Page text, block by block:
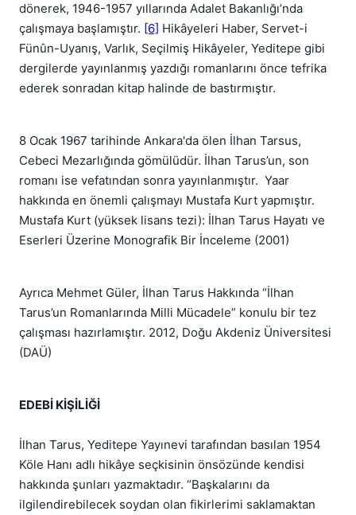
dönerek, 1946-1957 yıllarında Adalet Bakanlığı’nda
çalışmaya başlamıştır. [6] Hikâyeleri Haber, Servet-i
Fünûn-Uyanış, Varlık, Seçilmiş Hikâyeler, Yeditepe gibi
dergilerde yayınlanmış yazdığı romanlarını önce tefrika
ederek sonradan kitap halinde de bastırmıştır.
8 Ocak 1967 tarihinde Ankara'da ölen İlhan Tarsus,
Cebeci Mezarlığında gömülüdür. İlhan Tarus’un, son
romanı ise vefatından sonra yayınlanmıştır. Yaar
hakkında en önemli çalışmayı Mustafa Kurt yapmıştır.
Mustafa Kurt (yüksek lisans tezi): İlhan Tarus Hayatı ve
Eserleri Üzerine Monografik Bir İnceleme (2001)
Ayrıca Mehmet Güler, İlhan Tarus Hakkında “İlhan
Tarus’un Romanlarında Milli Mücadele” konulu bir tez
çalışması hazırlamıştır. 2012, Doğu Akdeniz Üniversitesi
(DAÜ)
EDEBİ KİŞİLİĞİ
İlhan Tarus, Yeditepe Yayınevi tarafından basılan 1954
Köle Hanı adlı hikâye seçkisinin önsözünde kendisi
hakkında şunları yazmaktadır. “Başkalarını da
ilgilendirebilecek soydan olan fikirlerimi saklamaktan